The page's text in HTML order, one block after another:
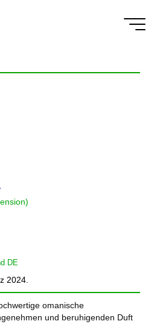
DE
2024.
omanische
und beruhigenden Duft